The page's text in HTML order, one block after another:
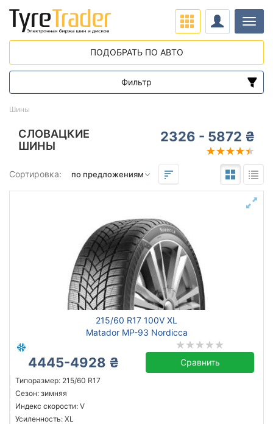
СЛОВАЦКИЕ
ШИНЫ
2326 - 5872 ₴
Сортировка:
215/60 R17 100V XL
Matador MP-93 Nordicca
4445-4928 ₴ Сравнить
Типоразмер: 215/60 R17
Сезон: зимняя
Индекс скорости: V
Усиленность: XL
Шины
ПОДОБРАТЬ ПО АВТО
Фильтр
от
Semperit
Все бренды
Тип транспортного средства